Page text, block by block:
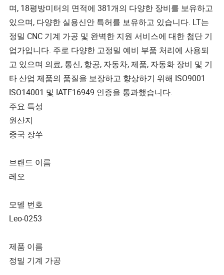
며, 18평방미터의 면적에 381개의 다양한 장비를 보유하고
있으며, 다양한 실용신안 특허를 보유하고 있습니다. LT는
정밀 CNC 기계 가공 및 완벽한 지원 서비스에 대한 첨단 기
업가입니다. 주로 다양한 고정밀 예비 부품 처리에 사용되
고 있으며 의료, 통신, 항공, 자동차, 제품, 자동화 장비 및 기
타 산업 제품의 품질을 보장하고 향상하기 위해 ISO9001
ISO14001 및 IATF16949 인증을 통과했습니다.
주요 특성
원산지
중국 장쑤
브랜드 이름
레오
모델 번호
Leo-0253
제품 이름
정밀 기계 가공